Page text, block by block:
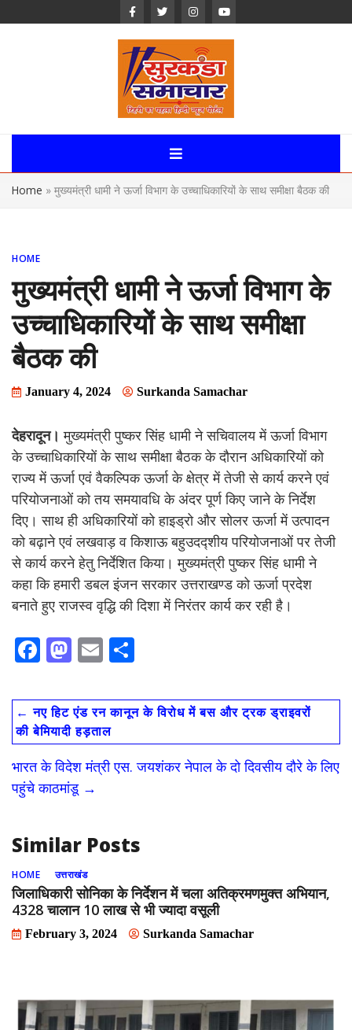
Surkanda
Samachar:
Home » मुख्यमंत्री धामी ने ऊर्जा विभाग के उच्चाधिकारियों के साथ समीक्षा बैठक की
HOME
मुख्यमंत्री धामी ने ऊर्जा विभाग के
उच्चाधिकारियों के साथ समीक्षा
बैठक की
January 4, 2024 Surkanda Samachar
देहरादून। मुख्यमंत्री पुष्कर सिंह धामी ने सचिवालय में ऊर्जा विभाग
के उच्चाधिकारियों के साथ समीक्षा बैठक के दौरान अधिकारियों को
राज्य में ऊर्जा एवं वैकल्पिक ऊर्जा के क्षेत्र में तेजी से कार्य करने एवं
परियोजनाओं को तय समयावधि के अंदर पूर्ण किए जाने के निर्देश
दिए। साथ ही अधिकारियों को हाइड्रो और सोलर ऊर्जा में उत्पादन
को बढ़ाने एवं लखवाड़ व किशाऊ बहुउदद्शीय परियोजनाओं पर तेजी
से कार्य करने हेतु निर्देशित किया। मुख्यमंत्री पुष्कर सिंह धामी ने
कहा कि हमारी डबल इंजन सरकार उत्तराखण्ड को ऊर्जा प्रदेश
बनाते हुए राजस्व वृद्धि की दिशा में निरंतर कार्य कर रही है।
F
e
b
o
o
k
M
to
d
o
n
E
ai
l
ar
e
← नए हिट एंड रन कानून के विरोध में बस और ट्रक ड्राइवरों
की बेमियादी हड़ताल
भारत के विदेश मंत्री एस. जयशंकर नेपाल के दो दिवसीय दौरे के लिए
पहुंचे काठमांडू →
Similar Posts
HOME उत्तराखंड
जिलाधिकारी सोनिका के निर्देशन में चला अतिक्रमणमुक्त अभियान,
4328 चालान 10 लाख से भी ज्यादा वसूली
February 3, 2024 Surkanda Samachar